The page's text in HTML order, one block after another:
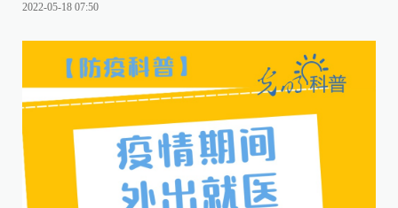
2022-05-18 07:50